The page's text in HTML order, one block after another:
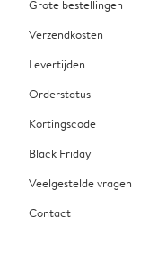
Grote bestellingen
Verzendkosten
Levertijden
Orderstatus
Kortingscode
Black Friday
Veelgestelde vragen
Contact